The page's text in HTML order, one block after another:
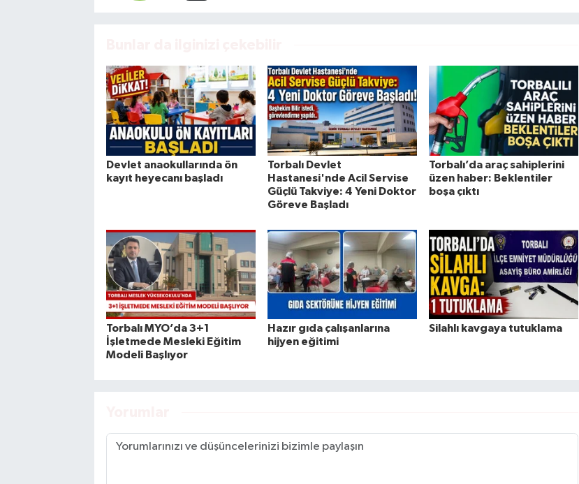
Devlet anaokullarında ön
kayıt heyecanı başladı
Torbalı Devlet
Hastanesi'nde Acil Servise
Güçlü Takviye: 4 Yeni Doktor
Göreve Başladı
Torbalı’da araç sahiplerini
üzen haber: Beklentiler
boşa çıktı
Torbalı MYO’da 3+1
İşletmede Mesleki Eğitim
Modeli Başlıyor
Hazır gıda çalışanlarına
hijyen eğitimi
Silahlı kavgaya tutuklama